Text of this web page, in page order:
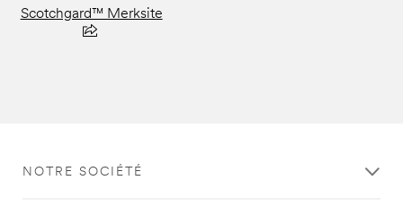
Scotchgard™ Merksite
NOTRE SOCIÉTÉ